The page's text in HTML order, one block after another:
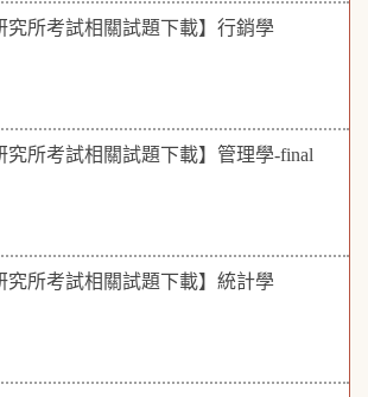
究所考試相關試題下載】行銷學
究所考試相關試題下載】管理學-final
究所考試相關試題下載】統計學